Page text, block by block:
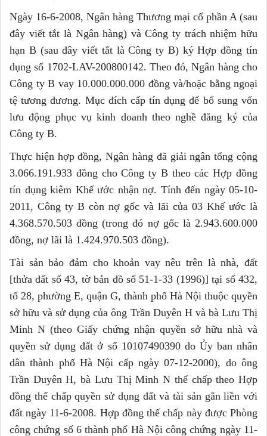
Ngày 16-6-2008, Ngân hàng Thương mại cổ phần A (sau
đây viết tắt là Ngân hàng) và Công ty trách nhiệm hữu
hạn B (sau đây viết tắt là Công ty B) ký Hợp đồng tín
dụng số 1702-LAV-200800142. Theo đó, Ngân hàng cho
Công ty B vay 10.000.000.000 đồng và/hoặc bằng ngoại
tệ tương đương. Mục đích cấp tín dụng để bổ sung vốn
lưu động phục vụ kinh doanh theo nghề đăng ký của
Công ty B.
Thực hiện hợp đồng, Ngân hàng đã giải ngân tổng cộng
3.066.191.933 đồng cho Công ty B theo các Hợp đồng
tín dụng kiêm Khế ước nhận nợ. Tính đến ngày 05-10-
2011, Công ty B còn nợ gốc và lãi của 03 Khế ước là
4.368.570.503 đồng (trong đó nợ gốc là 2.943.600.000
đồng, nợ lãi là 1.424.970.503 đồng).
Tài sản bảo đảm cho khoản vay nêu trên là nhà, đất
[thửa đất số 43, tờ bản đồ số 51-1-33 (1996)] tại số 432,
tổ 28, phường E, quận G, thành phố Hà Nội thuộc quyền
sở hữu và sử dụng của ông Trần Duyên H và bà Lưu Thị
Minh N (theo Giấy chứng nhận quyền sở hữu nhà và
quyền sử dụng đất ở số 10107490390 do Ủy ban nhân
dân thành phố Hà Nội cấp ngày 07-12-2000), do ông
Trần Duyên H, bà Lưu Thị Minh N thế chấp theo Hợp
đồng thế chấp quyền sử dụng đất và tài sản gắn liền với
đất ngày 11-6-2008. Hợp đồng thế chấp này được Phòng
công chứng số 6 thành phố Hà Nội công chứng ngày 11-